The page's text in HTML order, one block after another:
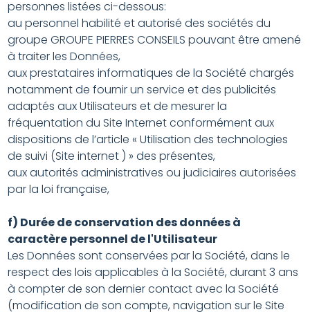
personnes listées ci-dessous:
au personnel habilité et autorisé des sociétés du
groupe GROUPE PIERRES CONSEILS pouvant être amené
à traiter les Données,
aux prestataires informatiques de la Société chargés
notamment de fournir un service et des publicités
adaptés aux Utilisateurs et de mesurer la
fréquentation du Site Internet conformément aux
dispositions de l’article « Utilisation des technologies
de suivi (Site internet ) » des présentes,
aux autorités administratives ou judiciaires autorisées
par la loi française,
f) Durée de conservation des données à
caractère personnel de l'Utilisateur
Les Données sont conservées par la Société, dans le
respect des lois applicables à la Société, durant 3 ans
à compter de son dernier contact avec la Société
(modification de son compte, navigation sur le Site